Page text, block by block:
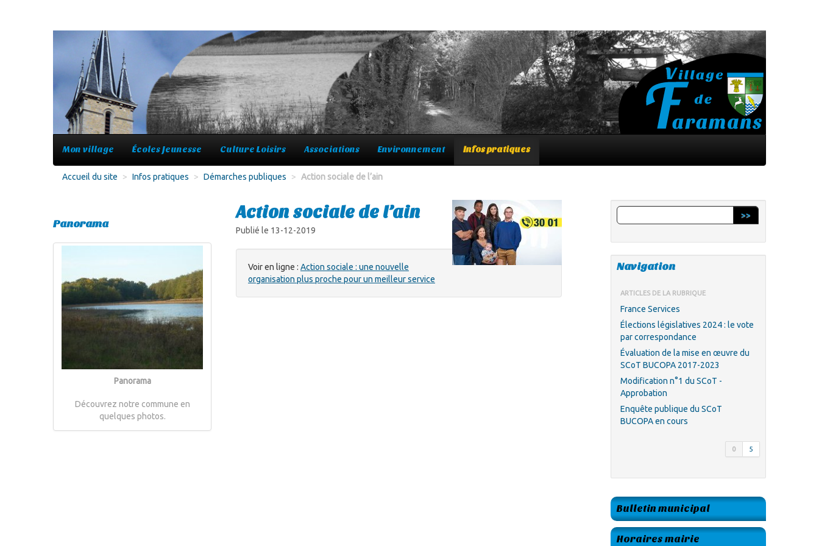
Mon village Écoles Jeunesse Culture Loisirs Associations Environnement Infos pratiques
Accueil du site > Infos pratiques > Démarches publiques > Action sociale de l’ain
Action sociale de l’ain
Publié le 13-12-2019
Voir en ligne : Action sociale : une nouvelle
organisation plus proche pour un meilleur service
>>
Navigation
ARTICLES DE LA RUBRIQUE
France Services
Élections législatives 2024 : le vote
par correspondance
Évaluation de la mise en œuvre du
SCoT BUCOPA 2017-2023
Modification n°1 du SCoT -
Approbation
Enquête publique du SCoT
BUCOPA en cours
0 5
Bulletin municipal
Horaires mairie
Panorama
Panorama
Découvrez notre commune en
quelques photos.